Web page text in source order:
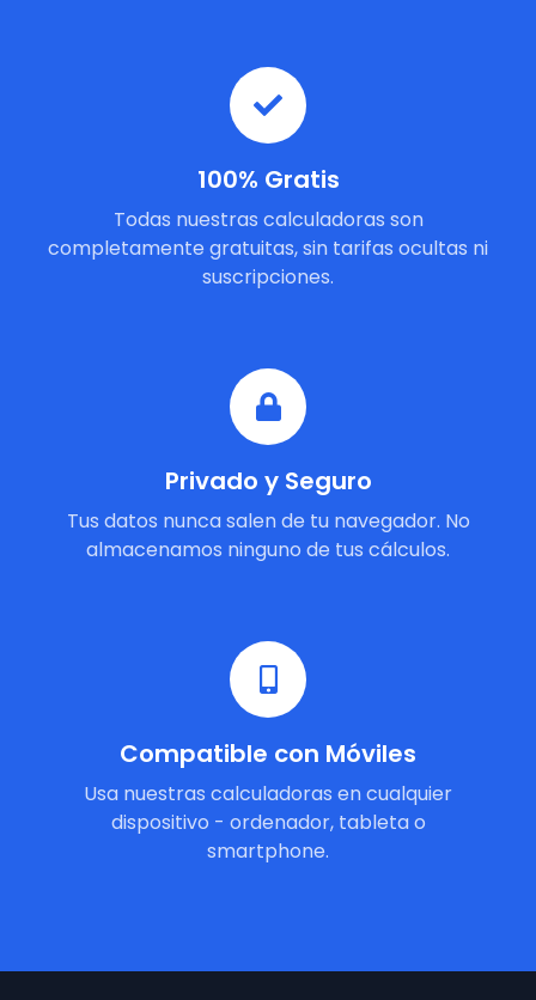
100% Gratis
Todas nuestras calculadoras son
completamente gratuitas, sin tarifas ocultas ni
suscripciones.
Privado y Seguro
Tus datos nunca salen de tu navegador. No
almacenamos ninguno de tus cálculos.
Compatible con Móviles
Usa nuestras calculadoras en cualquier
dispositivo - ordenador, tableta o
smartphone.